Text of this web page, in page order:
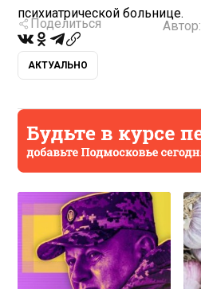
психиатрической больнице.
Поделиться Автор:
АКТУАЛЬНО